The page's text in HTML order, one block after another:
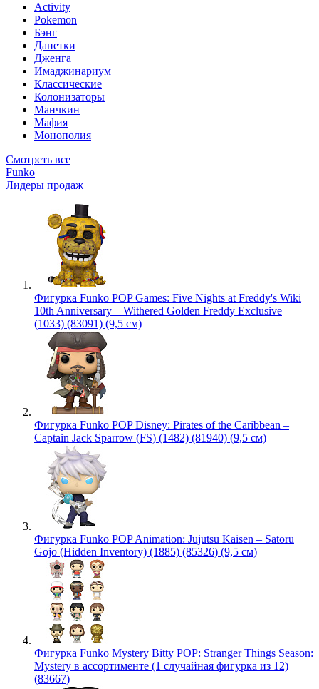
Activity
Pokemon
Бэнг
Данетки
Дженга
Имаджинариум
Классические
Колонизаторы
Манчкин
Мафия
Монополия
Смотреть все
Funko
Лидеры продаж
Фигурка Funko POP Games: Five Nights at Freddy's Wiki
10th Anniversary – Withered Golden Freddy Exclusive
(1033) (83091) (9,5 см)
Фигурка Funko POP Disney: Pirates of the Caribbean –
Captain Jack Sparrow (FS) (1482) (81940) (9,5 см)
Фигурка Funko POP Animation: Jujutsu Kaisen – Satoru
Gojo (Hidden Inventory) (1885) (85326) (9,5 см)
Фигурка Funko Mystery Bitty POP: Stranger Things Season:
Mystery в ассортименте (1 случайная фигурка из 12)
(83667)